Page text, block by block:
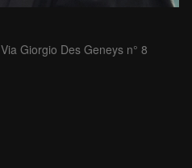
Via Giorgio Des Geneys n° 8